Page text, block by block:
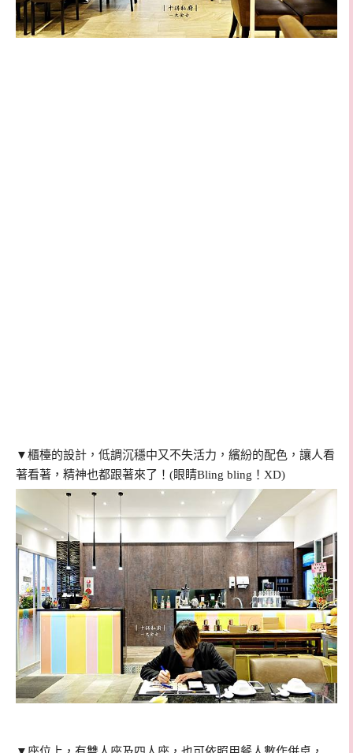
▼櫃檯的設計，低調沉穩中又不失活力，繽紛的配色，讓人看
著看著，精神也都跟著來了！(眼睛Bling bling！XD)